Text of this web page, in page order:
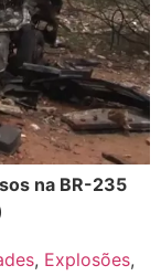
na BR-235
, Explosões,